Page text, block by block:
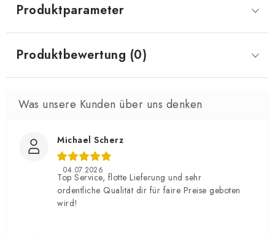
Produktparameter
Produktbewertung (0)
Michael Scherz
04.07.2026
Top Service, flotte Lieferung und sehr
ordentliche Qualität dir für faire Preise geboten
wird!